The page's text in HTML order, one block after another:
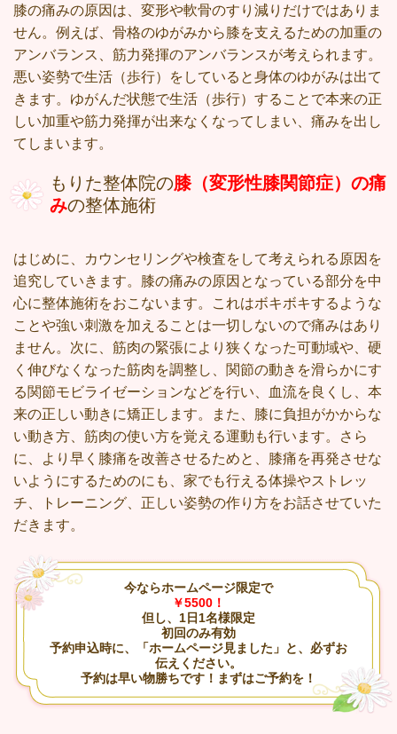
膝の痛みの原因は、変形や軟骨のすり減りだけではありま
せん。例えば、骨格のゆがみから膝を支えるための加重の
アンバランス、筋力発揮のアンバランスが考えられます。
悪い姿勢で生活（歩行）をしていると身体のゆがみは出て
きます。ゆがんだ状態で生活（歩行）することで本来の正
しい加重や筋力発揮が出来なくなってしまい、痛みを出し
てしまいます。
もりた整体院の膝（変形性膝関節症）の痛
みの整体施術
はじめに、カウンセリングや検査をして考えられる原因を
追究していきます。膝の痛みの原因となっている部分を中
心に整体施術をおこないます。これはボキボキするような
ことや強い刺激を加えることは一切しないので痛みはあり
ません。次に、筋肉の緊張により狭くなった可動域や、硬
く伸びなくなった筋肉を調整し、関節の動きを滑らかにす
る関節モビライゼーションなどを行い、血流を良くし、本
来の正しい動きに矯正します。また、膝に負担がかからな
い動き方、筋肉の使い方を覚える運動も行います。さら
に、より早く膝痛を改善させるためと、膝痛を再発させな
いようにするためのにも、家でも行える体操やストレッ
チ、トレーニング、正しい姿勢の作り方をお話させていた
だきます。
今ならホームページ限定で
￥5500！
但し、1日1名様限定
初回のみ有効
予約申込時に、「ホームページ見ました」と、必ずお
伝えください。
予約は早い物勝ちです！まずはご予約を！